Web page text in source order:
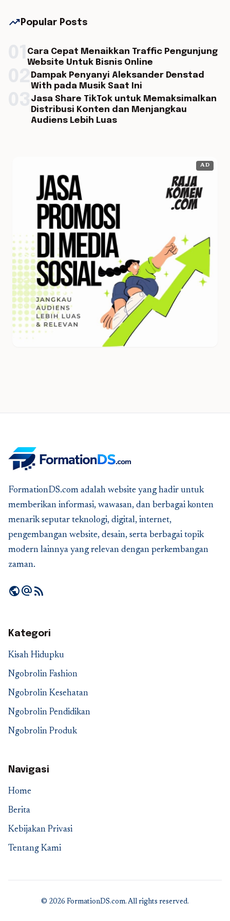
trending_up Popular Posts
Cara Cepat Menaikkan Traffic Pengunjung
Website Untuk Bisnis Online
Dampak Penyanyi Aleksander Denstad
With pada Musik Saat Ini
Jasa Share TikTok untuk Memaksimalkan
Distribusi Konten dan Menjangkau
Audiens Lebih Luas
AD
FormationDS.com adalah website yang hadir untuk
memberikan informasi, wawasan, dan berbagai konten
menarik seputar teknologi, digital, internet,
pengembangan website, desain, serta berbagai topik
modern lainnya yang relevan dengan perkembangan
zaman.
publicalternate_emailrss_feed
Kategori
Kisah Hidupku
Ngobrolin Fashion
Ngobrolin Kesehatan
Ngobrolin Pendidikan
Ngobrolin Produk
Navigasi
Home
Berita
Kebijakan Privasi
Tentang Kami
© 2026 FormationDS.com. All rights reserved.